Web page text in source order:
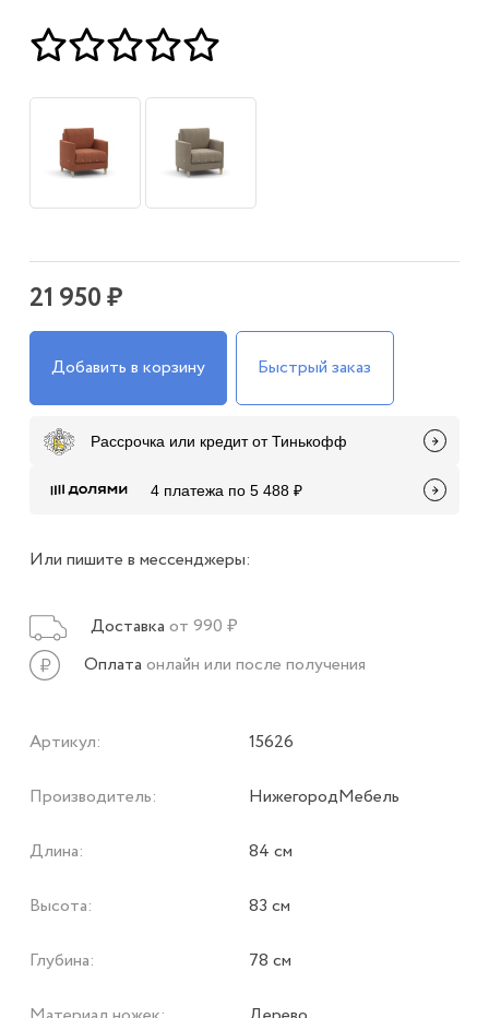
21 950 ₽
Добавить в корзину Быстрый заказ
Рассрочка или кредит от Тинькофф
4 платежа по 5 488 ₽
Или пишите в мессенджеры:
Доставка от 990 ₽
Оплата онлайн или после получения
Артикул: 15626
Производитель: НижегородМебель
Длина: 84 см
Высота: 83 см
Глубина: 78 см